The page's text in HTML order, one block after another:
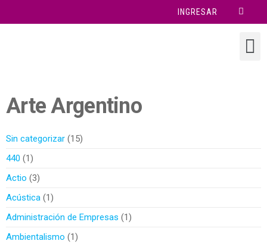
INGRESAR
Arte Argentino
Sin categorizar 15
440
1
Actio 3
Acústica 1
Administración de Empresas
1
Ambientalismo
1